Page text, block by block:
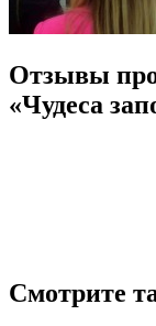
Отзывы
«Чудеса
Смотрите